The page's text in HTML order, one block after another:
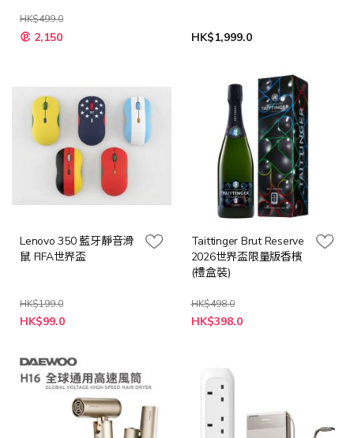
HK$499.0
2,150 HK$1,999.0
Lenovo 350 藍牙靜音滑
鼠 FIFA世界盃
HK$199.0
HK$99.0
Taittinger Brut Reserve
2026世界盃限量版香檳
(禮盒裝)
HK$498.0
特
殊
HK$398.0